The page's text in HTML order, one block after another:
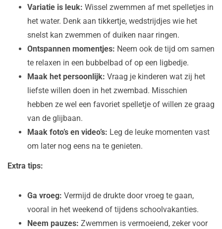
Variatie is leuk: Wissel zwemmen af met spelletjes in
het water. Denk aan tikkertje, wedstrijdjes wie het
snelst kan zwemmen of duiken naar ringen.
Ontspannen momentjes: Neem ook de tijd om samen
te relaxen in een bubbelbad of op een ligbedje.
Maak het persoonlijk: Vraag je kinderen wat zij het
liefste willen doen in het zwembad. Misschien
hebben ze wel een favoriet spelletje of willen ze graag
van de glijbaan.
Maak foto’s en video’s: Leg de leuke momenten vast
om later nog eens na te genieten.
Extra tips:
Ga vroeg: Vermijd de drukte door vroeg te gaan,
vooral in het weekend of tijdens schoolvakanties.
Neem pauzes: Zwemmen is vermoeiend, zeker voor